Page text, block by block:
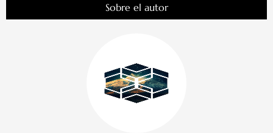
Sobre el autor